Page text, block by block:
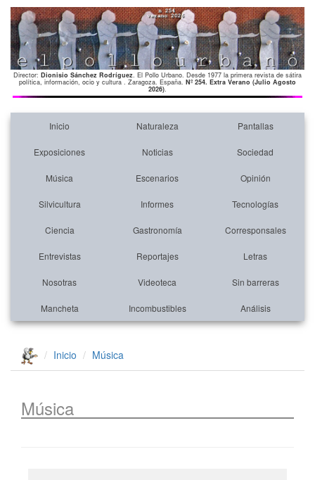
Director: Dionisio Sánchez Rodríguez. El Pollo Urbano. Desde 1977 la primera revista de sátira
política, información, ocio y cultura . Zaragoza. España. Nº 254. Extra Verano (Julio Agosto
2026).
Inicio Naturaleza Pantallas
Exposiciones Noticias Sociedad
Música Escenarios Opinión
Silvicultura Informes Tecnologías
Ciencia Gastronomía Corresponsales
Entrevistas Reportajes Letras
Nosotras Videoteca Sin barreras
Mancheta Incombustibles Análisis
Inicio Música
Música